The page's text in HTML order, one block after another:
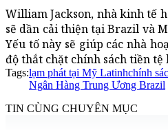
William Jackson, nhà kinh tế
sẽ dần cải thiện tại Brazil và
Yếu tố này sẽ giúp các nhà
độ thắt chặt chính sách tiền tệ
Tags:lạm phát tại Mỹ Latinhchính
Ngân Hàng Trung Ương Brazil
TIN CÙNG CHUYÊN MỤC